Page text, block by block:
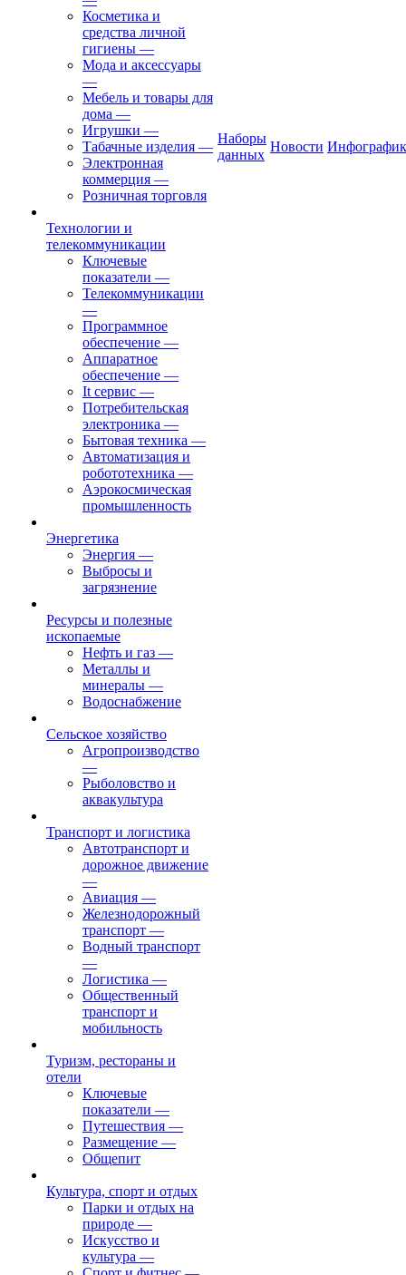
Косметика и
средства личной
гигиены —
Мода и аксессуары
—
Мебель и товары для
дома —
Игрушки —
Табачные изделия —
Электронная
коммерция —
Розничная торговля
Технологии и
телекоммуникации
Ключевые
показатели —
Телекоммуникации
—
Программное
обеспечение —
Аппаратное
обеспечение —
It сервис —
Потребительская
электроника —
Бытовая техника —
Автоматизация и
робототехника —
Аэрокосмическая
промышленность
Энергетика
Энергия —
Выбросы и
загрязнение
Ресурсы и полезные
ископаемые
Нефть и газ —
Металлы и
минералы —
Водоснабжение
Сельское хозяйство
Агропроизводство
—
Рыболовство и
аквакультура
Транспорт и логистика
Автотранспорт и
дорожное движение
—
Авиация —
Железнодорожный
транспорт —
Водный транспорт
—
Логистика —
Общественный
транспорт и
мобильность
Туризм, рестораны и
отели
Ключевые
показатели —
Путешествия —
Размещение —
Общепит
Культура, спорт и отдых
Парки и отдых на
природе —
Искусство и
культура —
Наборы
данных
Новости